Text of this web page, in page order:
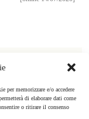
per memorizzare e/o accedere
di elaborare dati come
o ritirare il consenso